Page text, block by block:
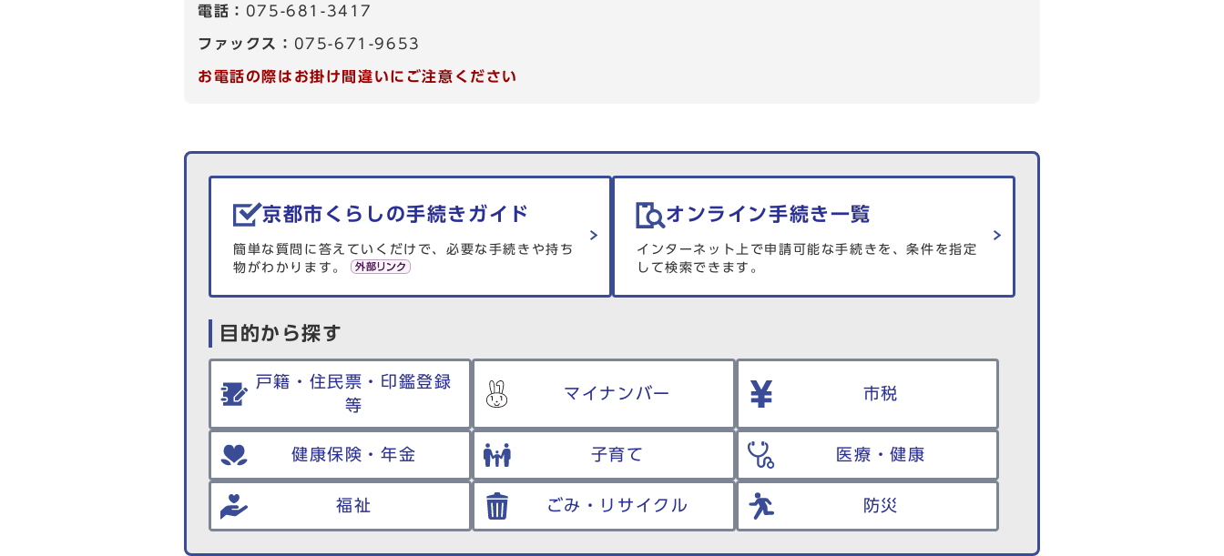
電話： 075-681-3417
ファックス： 075-671-9653
お電話の際はお掛け間違いにご注意ください
生活情報を探す
京都市くらしの手続きガイド
簡単な質問に答えていくだけで、必要な手続きや持ち
物がわかります。
オンライン手続き一覧
インターネット上で申請可能な手続きを、条件を指定
して検索できます。
目的から探す
戸籍・住民票・印鑑登録
等
マイナンバー 市税
健康保険・年金 子育て 医療・健康
福祉 ごみ・リサイクル 防災